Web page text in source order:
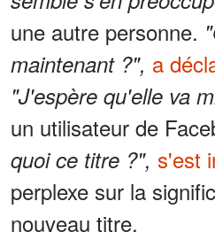
une autre personne.
maintenant ?", a
"J'espère qu'elle va
un utilisateur de
quoi ce titre ?", s'est
perplexe sur la
nouveau titre.